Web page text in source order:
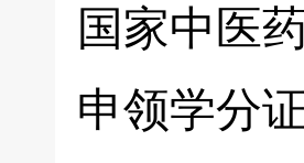
国家中医
申领学分证